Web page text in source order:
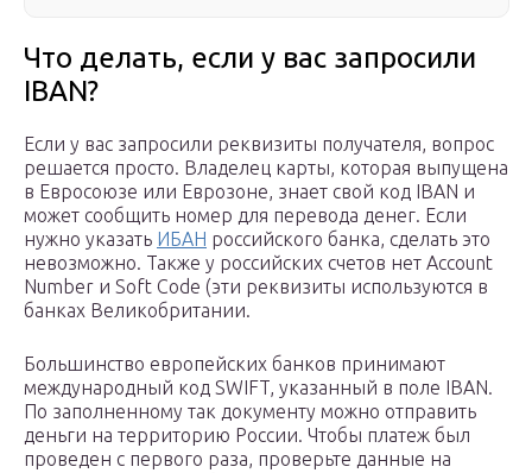
Что делать, если у вас запросили
IBAN?
Если у вас запросили реквизиты получателя, вопрос
решается просто. Владелец карты, которая выпущена
в Евросоюзе или Еврозоне, знает свой код IBAN и
может сообщить номер для перевода денег. Если
нужно указать ИБАН российского банка, сделать это
невозможно. Также у российских счетов нет Account
Number и Soft Code (эти реквизиты используются в
банках Великобритании.
Большинство европейских банков принимают
международный код SWIFT, указанный в поле IBAN.
По заполненному так документу можно отправить
деньги на территорию России. Чтобы платеж был
проведен с первого раза, проверьте данные на